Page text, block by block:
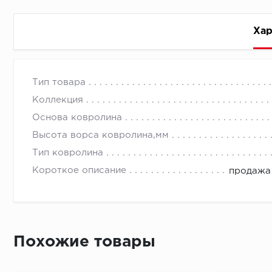
Тип товара
Коллекция
Основа ковролина
Высота ворса ковролина,мм
Тип ковролина
Короткое описание продажа
Первый ряд:
Монтаж второй и последующих пластин:
Похожие товары